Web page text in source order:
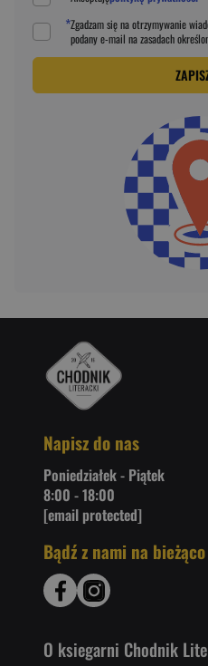
*Zgadzam się na otrzymywanie
podanye-mail na zasadach
Napisz do nas
Poniedziałek - Piątek
8:00 - 18:00
[email protected]
Bądź z nami na bieżąco
O ksiegarni Chodnik